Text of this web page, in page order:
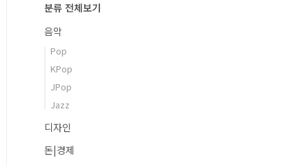
분류 전체보기
음악
Pop
KPop
JPop
Jazz
디자인
돈|경제